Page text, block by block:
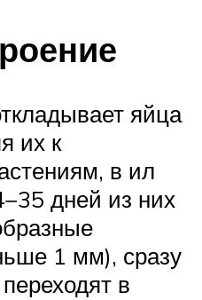
яйца
их к
в ил
дней из них
1 мм), сразу
в